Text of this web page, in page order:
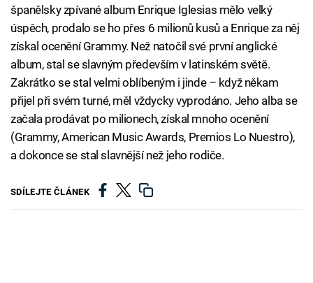
španělsky zpívané album Enrique Iglesias mělo velký
úspěch, prodalo se ho přes 6 milionů kusů a Enrique za něj
získal ocenění Grammy. Než natočil své první anglické
album, stal se slavným především v latinském světě.
Zakrátko se stal velmi oblíbeným i jinde – když někam
přijel při svém turné, měl vždycky vyprodáno. Jeho alba se
začala prodávat po milionech, získal mnoho ocenění
(Grammy, American Music Awards, Premios Lo Nuestro),
a dokonce se stal slavnější než jeho rodiče.
SDÍLEJTE ČLÁNEK